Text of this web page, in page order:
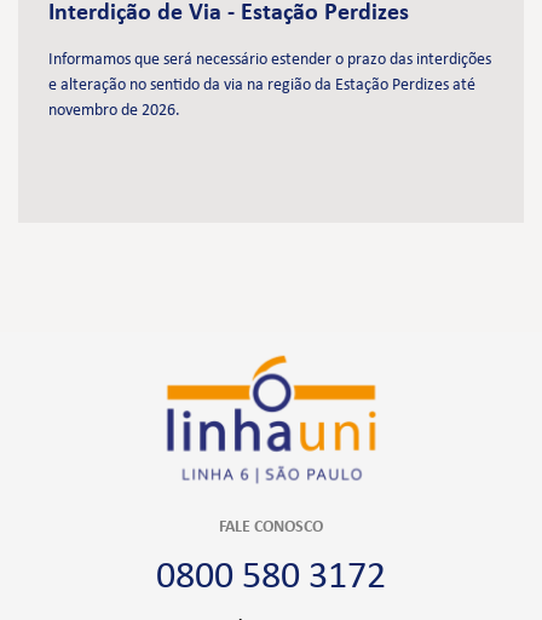
Interdição de Via - Estação Perdizes
Informamos que será necessário estender o prazo das interdições
e alteração no sentido da via na região da Estação Perdizes até
novembro de 2026.
FALE CONOSCO
0800 580 3172